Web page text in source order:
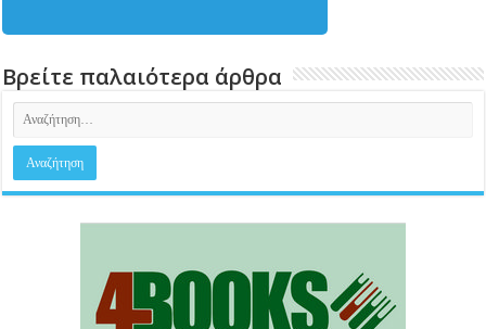
Βρείτε παλαιότερα άρθρα